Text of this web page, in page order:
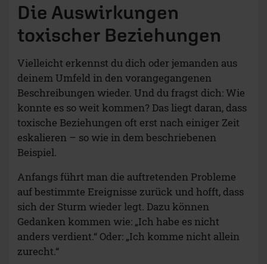
Die Auswirkungen
toxischer Beziehungen
Vielleicht erkennst du dich oder jemanden aus
deinem Umfeld in den vorangegangenen
Beschreibungen wieder. Und du fragst dich: Wie
konnte es so weit kommen? Das liegt daran, dass
toxische Beziehungen oft erst nach einiger Zeit
eskalieren – so wie in dem beschriebenen
Beispiel.
Anfangs führt man die auftretenden Probleme
auf bestimmte Ereignisse zurück und hofft, dass
sich der Sturm wieder legt. Dazu können
Gedanken kommen wie: „Ich habe es nicht
anders verdient.“ Oder: „Ich komme nicht allein
zurecht.“